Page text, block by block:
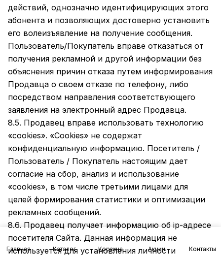
действий, однозначно идентифицирующих этого
абонента и позволяющих достоверно установить
его волеизъявление на получение сообщения.
Пользователь/Покупатель вправе отказаться от
получения рекламной и другой информации без
объяснения причин отказа путем информирования
Продавца о своем отказе по телефону, либо
посредством направления соответствующего
заявления на электронный адрес Продавца.
8.5. Продавец вправе использовать технологию
«cookies». «Cookies» не содержат
конфиденциальную информацию. Посетитель /
Пользователь / Покупатель настоящим дает
согласие на сбор, анализ и использование
«cookies», в том числе третьими лицами для
целей формирования статистики и оптимизации
рекламных сообщений.
8.6. Продавец получает информацию об ip-адресе
посетителя Сайта. Данная информация не
используется для установления личности
Главная Каталог Корзина Акции Контакты